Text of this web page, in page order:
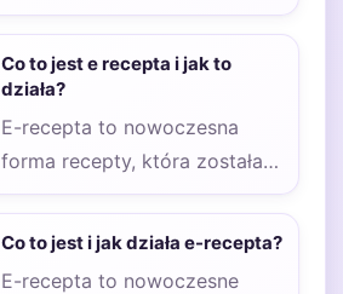
zrewolucjonizował sposób
lekarzy oraz ich realizacji
przez…
Co to jest e recepta i jak to
działa?
E-recepta to nowoczesna
forma recepty, która została
wprowadzona w celu
uproszczenia procesu
Co to jest i jak działa e-recepta?
E-recepta to nowoczesne